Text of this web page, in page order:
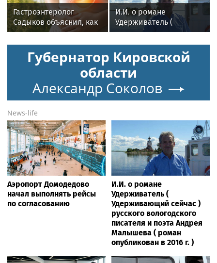
Гастроэнтеролог
Садыков объяснил, как
амброзия может влиять
И.И. о романе
Удерживатель (
Удерживающий сейчас
писателя и поэта
Андрея Малышева (
роман опубликован в
Губернатор Кировской
области
Александр Соколов
News-life
Аэропорт Домодедово
начал выполнять рейсы
по согласованию
И.И. о романе
Удерживатель (
Удерживающий сейчас )
русского вологодского
писателя и поэта Андрея
Малышева ( роман
опубликован в 2016 г. )